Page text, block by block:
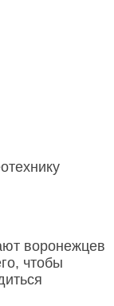
воронежцев
чтобы